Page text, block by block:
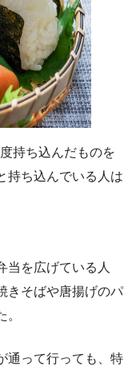
持ち込んだものを
持ち込んでいる人は
当を広げている人
きそばや唐揚げのパ
通って行っても、特